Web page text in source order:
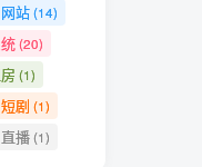
网站(14)
(20)
(1)
短剧 (1)
直播(1)